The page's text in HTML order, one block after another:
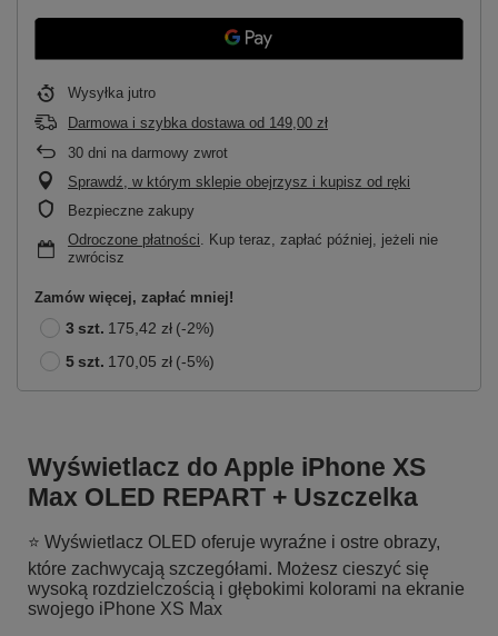
Zamów więcej, zapłać mniej!
3 szt. 175,42 zł (-2%)
5szt. 170,05 zł (-5%)
Wysyłka jutro
Darmowa i szybka dostawa od 149,00 zł
30 dni na darmowy zwrot
Sprawdź, w którym sklepie obejrzysz i kupisz od ręki
Bezpieczne zakupy
Odroczone płatności . Kup teraz, zapłać później, jeżeli nie
zwrócisz
Wyświetlacz do Apple iPhone XS
Max OLED REPART + Uszczelka
⭐ Wyświetlacz OLED oferuje wyraźne i ostre obrazy,
które zachwycają szczegółami. Możesz cieszyć się
wysoką rozdzielczością i głębokimi kolorami na ekranie
swojego iPhone XS Max